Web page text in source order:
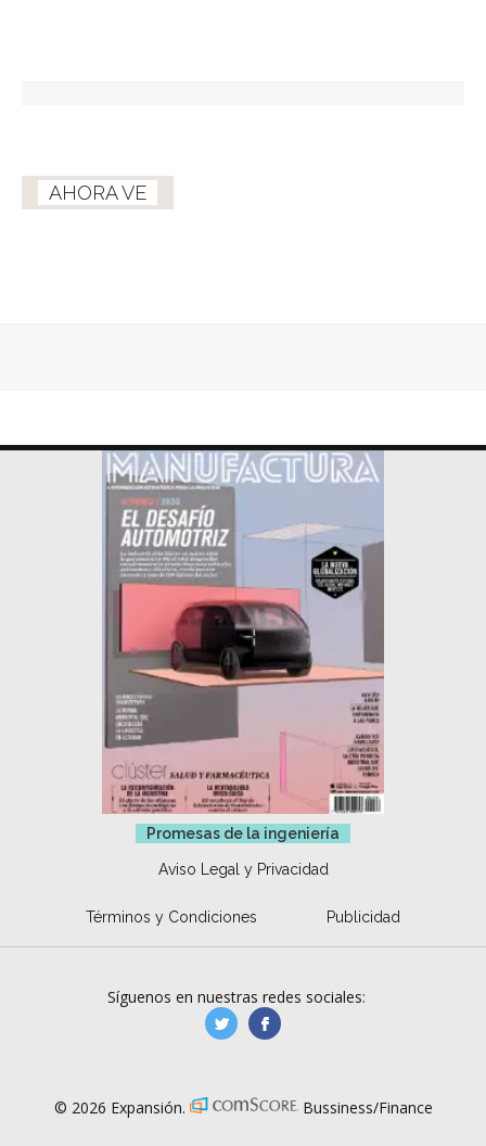
AHORA VE
Promesas de la ingeniería
Aviso Legal y Privacidad
Términos y Condiciones Publicidad
Síguenos en nuestras redes sociales:
manufacturaGE
© 2026 Expansión. Bussiness/Finance